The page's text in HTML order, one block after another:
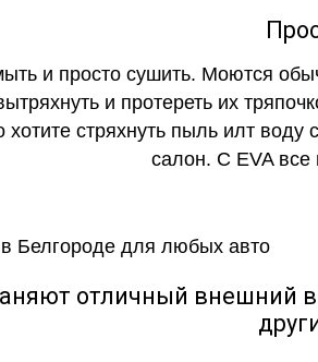
и просто сушить. Моются
и протереть их
стряхнуть пыль илт воду
салон. С EVA все
отличный внешний